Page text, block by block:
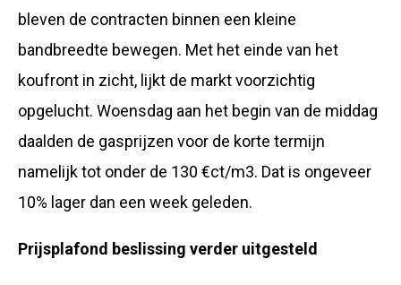
bleven de contracten binnen een kleine
bandbreedte bewegen. Met het einde van het
koufront in zicht, lijkt de markt voorzichtig
opgelucht. Woensdag aan het begin van de middag
daalden de gasprijzen voor de korte termijn
namelijk tot onder de 130 €ct/m3. Dat is ongeveer
10% lager dan een week geleden.
Prijsplafond beslissing verder uitgesteld